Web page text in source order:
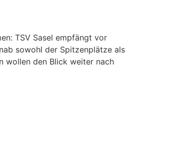
TSV Sasel empfängt vor
sowohl der Spitzenplätze als
wollen den Blick weiter nach